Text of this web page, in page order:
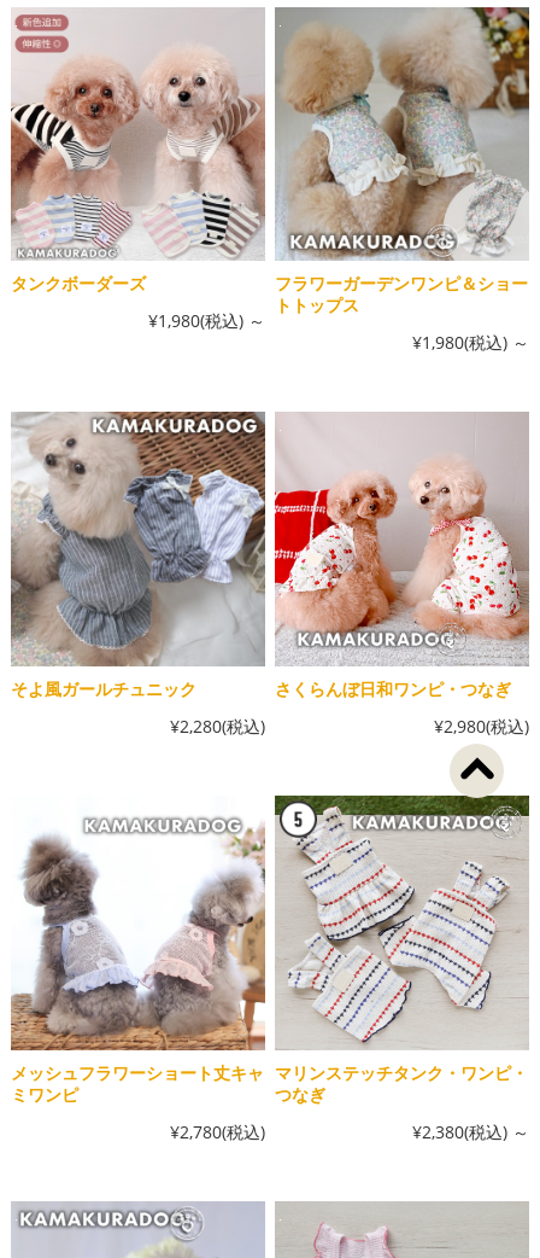
タンクボーダーズ
¥1,980(税込) ～
フラワーガーデンワンピ＆ショー
トトップス
¥1,980(税込) ～
そよ風ガールチュニック
¥2,280(税込)
さくらんぼ日和ワンピ・つなぎ
¥2,980(税込)
メッシュフラワーショート丈キャ
ミワンピ
¥2,780(税込)
マリンステッチタンク・ワンピ・
つなぎ
¥2,380(税込) ～